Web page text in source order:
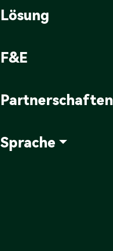
Lösung
F&E
Partnerschaften
Sprache